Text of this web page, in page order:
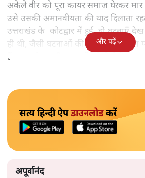
अकेले वीर को पूरा कायर समाज घेरकर मार
उसे उसकी अमानवीयता की याद दिलाता
उत्तराखंड के कोटद्वार में हुई दो घटनाएँ
ही थी, जैसी घटनाओं की खबर हम
हैं।भारत के तक़रीबन हर हिस्से से ऐसी खबर
और पढ़ें
सत्य हिन्दी ऐपडाउनलोडकरें
अपूर्वानंद